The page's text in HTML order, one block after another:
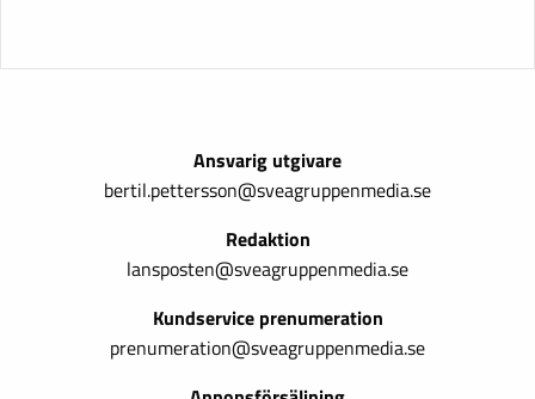
Ansvarig utgivare
bertil.pettersson@sveagruppenmedia.se
Redaktion
lansposten@sveagruppenmedia.se
Kundservice prenumeration
prenumeration@sveagruppenmedia.se